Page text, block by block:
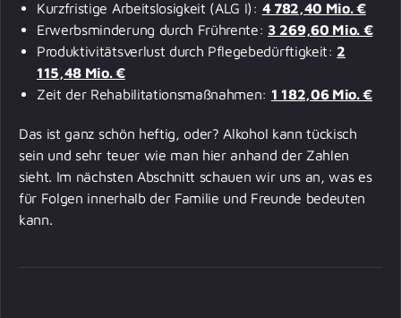
Kurzfristige Arbeitslosigkeit (ALG I): 4 782,40 Mio. €
Erwerbsminderung durch Frührente: 3 269,60 Mio. €
Produktivitätsverlust durch Pflegebedürftigkeit: 2
115,48 Mio. €
Zeit der Rehabilitationsmaßnahmen: 1 182,06 Mio. €
Das ist ganz schön heftig, oder? Alkohol kann tückisch
sein und sehr teuer wie man hier anhand der Zahlen
sieht. Im nächsten Abschnitt schauen wir uns an, was es
für Folgen innerhalb der Familie und Freunde bedeuten
kann.